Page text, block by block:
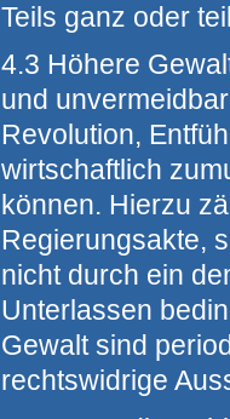
Teils ganz oder
4.3 Höhere
und
Revolution,
wirtschaftlich
können. Hierzu
Regierungsakte,
nicht durch ein
Unterlassen
Gewalt sind
rechtswidrige